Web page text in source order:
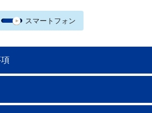
スマートフォン